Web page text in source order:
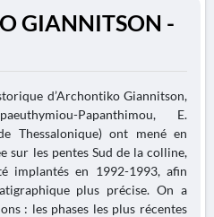
GIANNITSON -
d’Archontiko Giannitson,
Papanthimou, E.
Thessalonique) ont mené en
sur les pentes Sud de la colline,
implantés en 1992-1993, afin
plus précise. On a
: les phases les plus récentes